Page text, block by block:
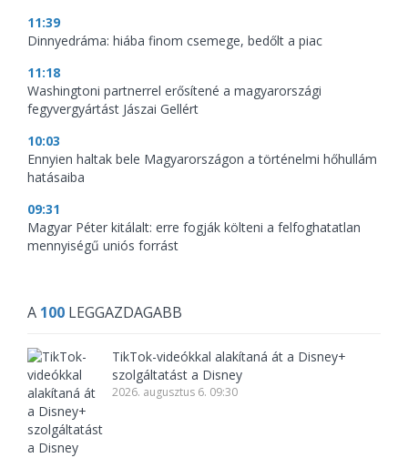
11:39
Dinnyedráma: hiába finom csemege, bedőlt a piac
11:18
Washingtoni partnerrel erősítené a magyarországi
fegyvergyártást Jászai Gellért
10:03
Ennyien haltak bele Magyarországon a történelmi hőhullám
hatásaiba
09:31
Magyar Péter kitálalt: erre fogják költeni a felfoghatatlan
mennyiségű uniós forrást
A 100 LEGGAZDAGABB
TikTok-videókkal alakítaná át a Disney+
szolgáltatást a Disney
2026. augusztus 6. 09:30